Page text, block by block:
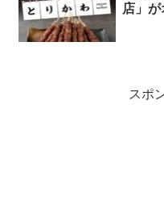
店」
スポ